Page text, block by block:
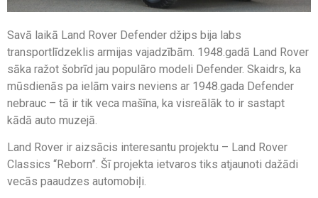
Savā laikā Land Rover Defender džips bija labs
transportlīdzeklis armijas vajadzībām. 1948.gadā Land Rover
sāka ražot šobrīd jau populāro modeli Defender. Skaidrs, ka
mūsdienās pa ielām vairs neviens ar 1948.gada Defender
nebrauc – tā ir tik veca mašīna, ka visreālāk to ir sastapt
kādā auto muzejā.
Land Rover ir aizsācis interesantu projektu – Land Rover
Classics “Reborn”. Šī projekta ietvaros tiks atjaunoti dažādi
vecās paaudzes automobiļi.